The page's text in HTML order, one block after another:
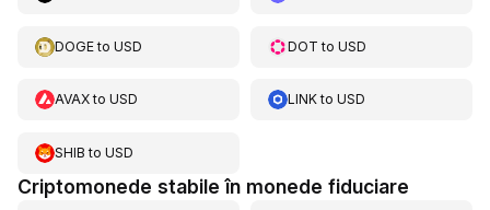
DOGEto USD DOT toUSD
AVAXto USD LINKtoUSD
SHIB to USD
Criptomonede stabile în monede fiduciare